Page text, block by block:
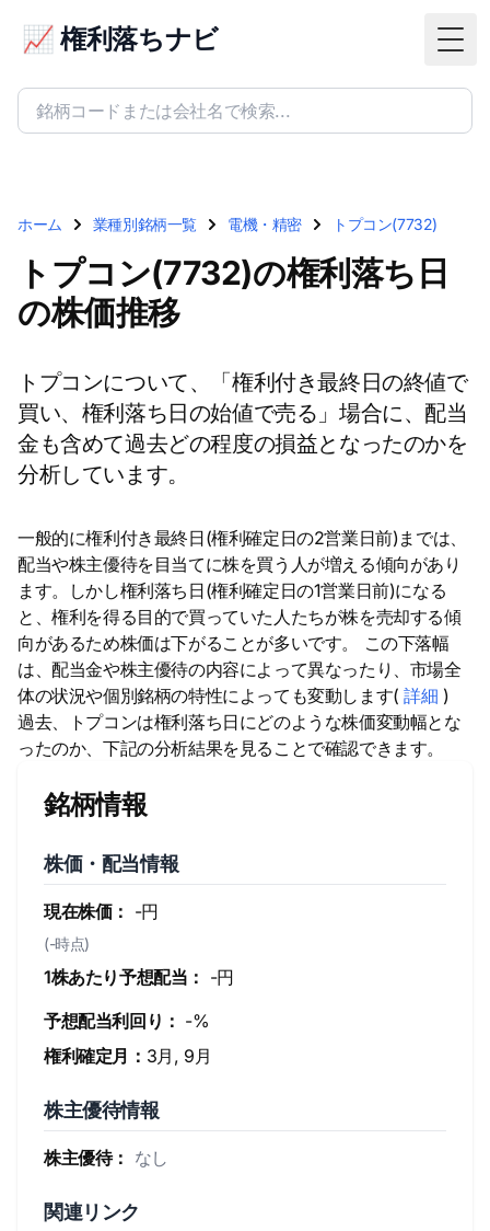
📈 権利落ちナビ
ホーム 業種別銘柄一覧 電機・精密 トプコン(7732)
トプコン(7732)の権利落ち日
の株価推移
トプコンについて、「権利付き最終日の終値で
買い、権利落ち日の始値で売る」場合に、配当
金も含めて過去どの程度の損益となったのかを
分析しています。
一般的に権利付き最終日(権利確定日の2営業日前)までは、
配当や株主優待を目当てに株を買う人が増える傾向があり
ます。しかし権利落ち日(権利確定日の1営業日前)になる
と、権利を得る目的で買っていた人たちが株を売却する傾
向があるため株価は下がることが多いです。 この下落幅
は、配当金や株主優待の内容によって異なったり、市場全
体の状況や個別銘柄の特性によっても変動します(詳細 )
過去、トプコンは権利落ち日にどのような株価変動幅とな
ったのか、下記の分析結果を見ることで確認できます。
銘柄情報
株価・配当情報
現在株価： -円
(-時点)
1株あたり予想配当： -円
予想配当利回り： -%
権利確定月： 3月, 9月
株主優待情報
株主優待： なし
関連リンク